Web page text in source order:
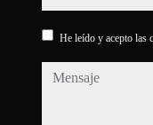
He leído y acepto las
mensaje